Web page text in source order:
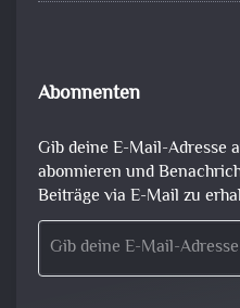
Abonnenten
Gib deine E-Mail-Adresse
abonnieren und
Beiträge via E-Mail zu
Gib deine E-Mail-Adresse ein ...